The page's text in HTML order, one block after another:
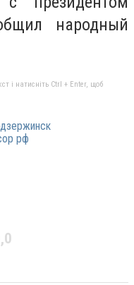
народный
і натисніть Ctrl + Enter, щоб
рф